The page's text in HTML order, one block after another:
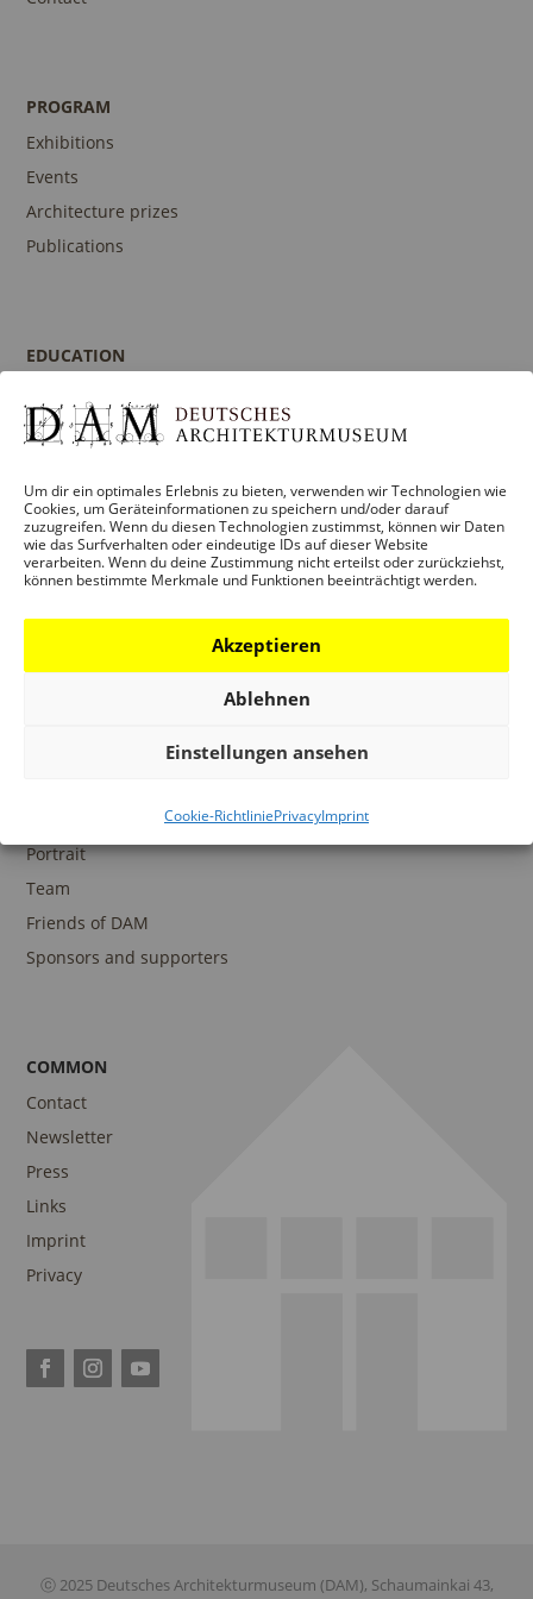
Um dir ein optimales Erlebnis zu bieten, verwenden wir Technologien wie
Cookies, um Geräteinformationen zu speichern und/oder darauf
zuzugreifen. Wenn du diesen Technologien zustimmst, können wir Daten
wie das Surfverhalten oder eindeutige IDs auf dieser Website
verarbeiten. Wenn du deine Zustimmung nicht erteilst oder zurückziehst,
können bestimmte Merkmale und Funktionen beeinträchtigt werden.
Akzeptieren
Ablehnen
Einstellungen ansehen
Cookie-RichtliniePrivacyImprint
PROGRAM
Exhibitions
Events
Architecture prizes
Publications
EDUCATION
Guidances and Tours
Contact person
DAM Digital Collection
Portrait
Team
Friends of DAM
Sponsors and supporters
COMMON
Contact
Newsletter
Press
Links
Imprint
Privacy
ⓒ 2025 Deutsches Architekturmuseum (DAM), Schaumainkai 43,